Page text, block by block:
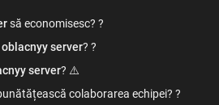
să economisesc? ?
oblacnyy server? ?
server? ⚠️
colaborarea echipei? ?